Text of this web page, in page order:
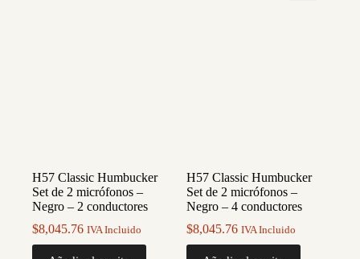
H57 Classic Humbucker
Set de 2 micrófonos –
Negro – 2 conductores
$8,045.76 IVA Incluido
H57 Classic Humbucker
Set de 2 micrófonos –
Negro – 4 conductores
$8,045.76 IVA Incluido